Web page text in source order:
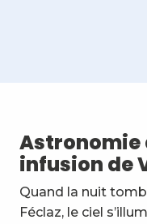
Ecole du Ski
Revard Sport -
Ecole du Ski
Etienne Loisel -
Astronomie
infusion de
Quand la nuit
Féclaz, le ciel